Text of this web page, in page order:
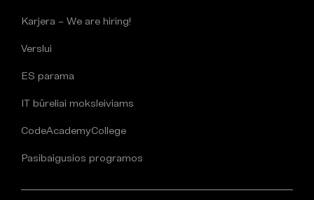
Karjera – We are hiring!
Verslui
ES parama
IT būreliai moksleiviams
CodeAcademyCollege
Pasibaigusios programos